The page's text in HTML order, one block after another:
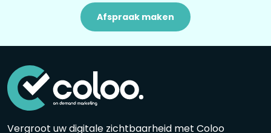
Afspraak maken
Vergroot uw digitale zichtbaarheid met Coloo